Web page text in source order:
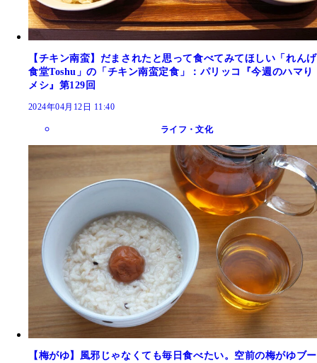
【チキン南蛮】だまされたと思って食べてみてほしい「れんげ
食堂Toshu」の「チキン南蛮定食」：パリッコ『今週のハマり
メシ』第129回
2024年04月12日 11:40
ライフ・文化
【梅がゆ】風邪じゃなくても毎日食べたい。空前の梅がゆブー